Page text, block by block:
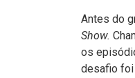
Antes do
Show.
os
desafio foi